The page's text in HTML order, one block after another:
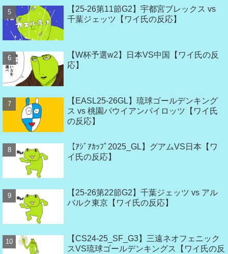
【25-26第11節G2】宇都宮ブレックス vs
千葉ジェッツ【ワイ氏の反応】
【W杯予選w2】日本VS中国【ワイ氏の反
応】
【EASL25-26GL】琉球ゴールデンキング
ス vs 桃園パウイアンパイロッツ【ワイ氏
の反応】
【ｱｼﾞｱｶｯﾌﾟ2025_GL】グアムVS日本【ワ
イ氏の反応】
【25-26第22節G2】千葉ジェッツ vs アル
バルク東京【ワイ氏の反応】
【CS24-25_SF_G3】三遠ネオフェニック
スVS琉球ゴールデンキングス【ワイ氏の反